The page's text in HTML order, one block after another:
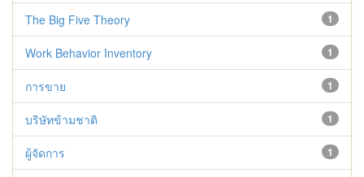
1
The Big Five Theory
1
Work Behavior Inventory
1
การขาย
1
บริษัทข้ามชาติ
1
ผู้จัดการ